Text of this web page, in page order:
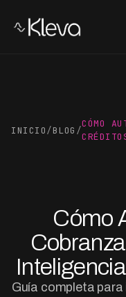
INICIO/BLOG /
CÓMO
Cómo
Guía completa